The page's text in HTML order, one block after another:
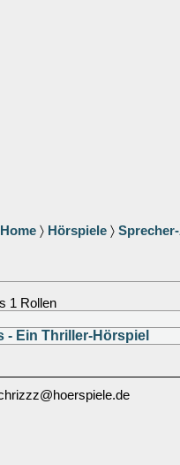
Home 〉 Hörspiele 〉
1 Rollen
- Ein Thriller-Hörspiel